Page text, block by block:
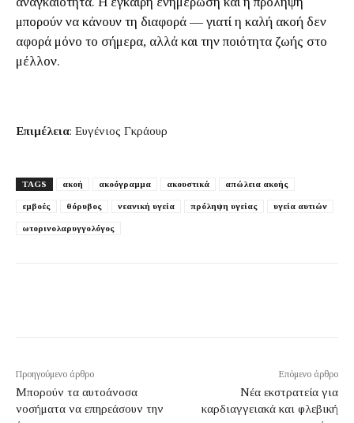
μπορούν να κάνουν τη διαφορά — γιατί η καλή ακοή δεν
αφορά μόνο το σήμερα, αλλά και την ποιότητα ζωής στο
μέλλον.
Επιμέλεια: Ευγένιος Γκράουρ
TAGS ακοή ακοόγραμμα ακουστικά απώλεια ακοής
εμβοές θόρυβος νεανική υγεία πρόληψη υγείας υγεία αυτιών
ωτορινολαρυγγολόγος
Προηγούμενο άρθρο
Μπορούν τα αυτοάνοσα
νοσήματα να επηρεάσουν την
Επόμενο άρθρο
Νέα εκστρατεία για
καρδιαγγειακά και φλεβική